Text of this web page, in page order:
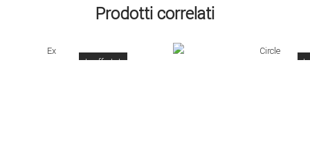
Prodotti correlati
In offerta!